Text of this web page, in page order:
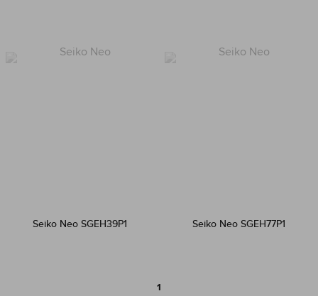
Seiko Neo SGEH39P1 Seiko Neo SGEH77P1
1